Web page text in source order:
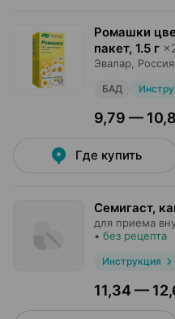
Ромашки
пакет, 1.5 г ×
Эвалар , Россия
БАД
9,79 —
Где купить
Семигаст,
для приема
• без рецепта
Инструкция
11,34 —